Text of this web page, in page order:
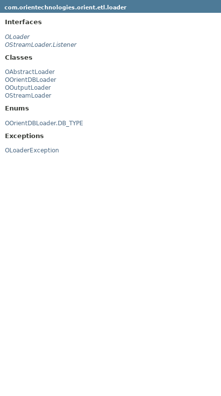
com.orientechnologies.orient.etl.loader
Interfaces
OLoader
OStreamLoader.Listener
Classes
OAbstractLoader
OOrientDBLoader
OOutputLoader
OStreamLoader
Enums
OOrientDBLoader.DB_TYPE
Exceptions
OLoaderException